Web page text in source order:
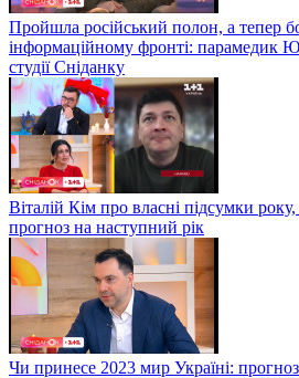
Пройшла російський полон, а тепер
інформаційному фронті: парамедик
студії Сніданку
Віталій Кім про власні підсумки
прогноз на наступний рік
Чи принесе 2023 мир Україні: